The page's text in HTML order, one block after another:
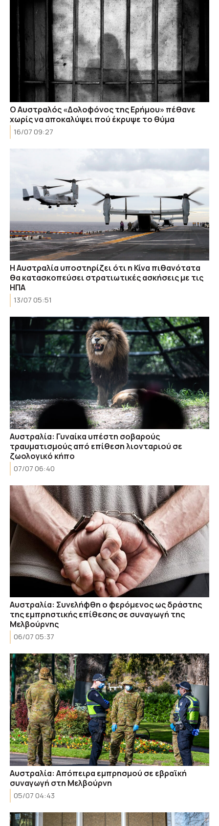
Ο Αυστραλός «Δολοφόνος της Ερήμου» πέθανε
χωρίς να αποκαλύψει πού έκρυψε το θύμα
16/07 09:27
Η Αυστραλία υποστηρίζει ότι η Κίνα πιθανότατα
θα κατασκοπεύσει στρατιωτικές ασκήσεις με τις
ΗΠΑ
13/07 05:51
Αυστραλία: Γυναίκα υπέστη σοβαρούς
τραυματισμούς από επίθεση λιονταριού σε
ζωολογικό κήπο
07/07 06:40
Αυστραλία: Συνελήφθη ο φερόμενος ως δράστης
της εμπρηστικής επίθεσης σε συναγωγή της
Μελβούρνης
06/07 05:37
Αυστραλία: Απόπειρα εμπρησμού σε εβραϊκή
συναγωγή στη Μελβούρνη
05/07 04:43